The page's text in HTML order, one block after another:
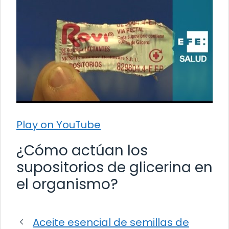
Play on YouTube
¿Cómo actúan los
supositorios de glicerina en
el organismo?
Aceite esencial de semillas de